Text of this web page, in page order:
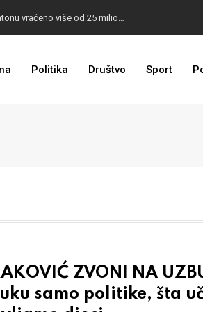
Politika Društvo Sport
ZVONI NA
samo politike, šta